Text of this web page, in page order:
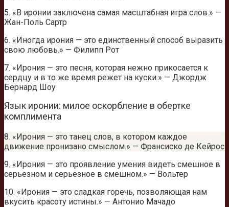
5. «В иронии заключена самая масштабная игра слов.» —
Жан-Поль Сартр
6. «Иногда ирония — это единственный способ выразить
свою любовь.» — Филипп Рот
7. «Ирония — это песня, которая нежно прикосается к
сердцу и в то же время режет на куски.» — Джордж
Бернард Шоу
Язык иронии: милое оскорбление в обертке
комплимента
8. «Ирония — это танец слов, в котором каждое
движение пронизано смыслом.» — Франсиско де Кейрос
9. «Ирония — это проявление умения видеть смешное в
серьезном и серьезное в смешном.» — Вольтер
10. «Ирония — это сладкая горечь, позволяющая нам
вкусить красоту истины.» — Антонио Мачадо